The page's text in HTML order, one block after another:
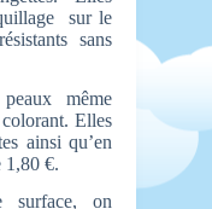
sur le
sans
même
Elles
ainsi qu’en
1,80 €.
surface, on